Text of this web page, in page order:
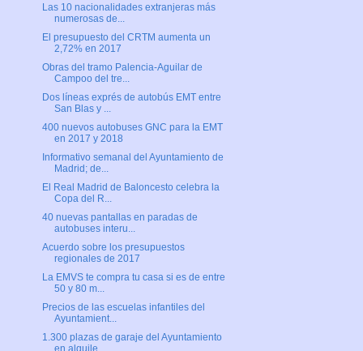
Las 10 nacionalidades extranjeras más
numerosas de...
El presupuesto del CRTM aumenta un
2,72% en 2017
Obras del tramo Palencia-Aguilar de
Campoo del tre...
Dos líneas exprés de autobús EMT entre
San Blas y ...
400 nuevos autobuses GNC para la EMT
en 2017 y 2018
Informativo semanal del Ayuntamiento de
Madrid; de...
El Real Madrid de Baloncesto celebra la
Copa del R...
40 nuevas pantallas en paradas de
autobuses interu...
Acuerdo sobre los presupuestos
regionales de 2017
La EMVS te compra tu casa si es de entre
50 y 80 m...
Precios de las escuelas infantiles del
Ayuntamient...
1.300 plazas de garaje del Ayuntamiento